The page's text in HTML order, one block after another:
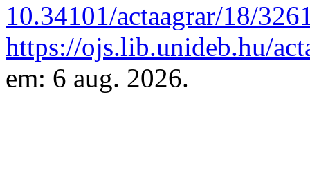
10.34101/actaagrar/18/
https://ojs.lib.unideb.hu/
em: 6 aug. 2026.